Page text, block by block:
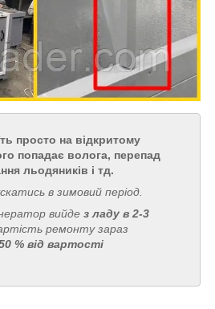
просто на відкритому
попадає волога, перепад
льодяників і тд.
в зимовий період.
вийде з ладу в 2-3
ремонту зараз
% від вартості